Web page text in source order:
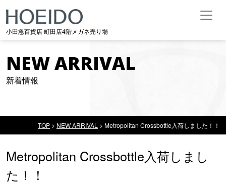
メインナビゲーション
小田急百貨店 町田店4階メガネ売り場
NEW ARRIVAL
新着情報
TOP > NEW ARRIVAL > Metropolitan Crossbottle入荷しました！！
Metropolitan Crossbottle入荷しまし
た！！